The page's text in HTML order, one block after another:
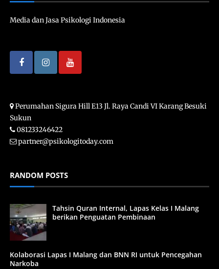
Media dan Jasa Psikologi Indonesia
Perumahan Sigura Hill E13 Jl. Raya Candi VI Karang Besuki
Sukun
081233246422
partner@psikologitoday.com
RANDOM POSTS
Tahsin Quran Internal, Lapas Kelas I Malang
berikan Penguatan Pembinaan
Kolaborasi Lapas I Malang dan BNN RI untuk Pencegahan
Narkoba